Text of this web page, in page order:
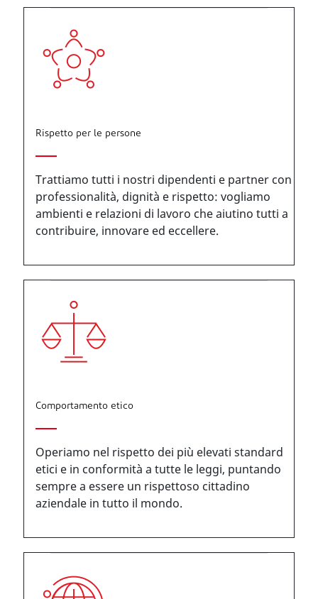
Rispetto per le persone
Trattiamo tutti i nostri dipendenti e partner con
professionalità, dignità e rispetto: vogliamo
ambienti e relazioni di lavoro che aiutino tutti a
contribuire, innovare ed eccellere.
Comportamento etico
Operiamo nel rispetto dei più elevati standard
etici e in conformità a tutte le leggi, puntando
sempre a essere un rispettoso cittadino
aziendale in tutto il mondo.